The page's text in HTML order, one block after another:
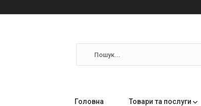
Головна Товари та послуги